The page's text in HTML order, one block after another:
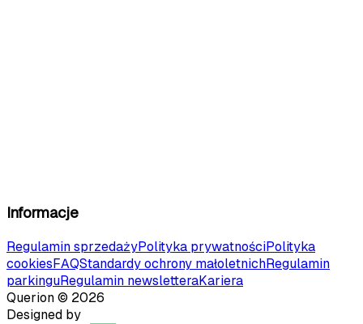
Informacje
Regulamin sprzedażyPolityka prywatnościPolityka
cookiesFAQStandardy ochrony małoletnichRegulamin
parkinguRegulamin newsletteraKariera
Querion © 2026
Designed by